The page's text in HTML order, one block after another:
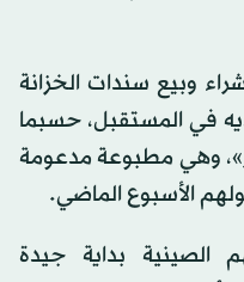
وبيع سندات الخزانة
في المستقبل، حسبما
وهي مطبوعة مدعومة
الأسبوع الماضي.
الصينية بداية جيدة